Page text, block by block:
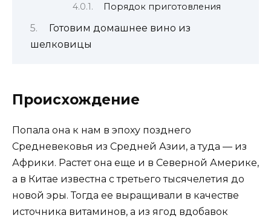
Порядок приготовления
Готовим домашнее вино из
шелковицы
Происхождение
Попала она к нам в эпоху позднего
Средневековья из Средней Азии, а туда — из
Африки. Растет она еще и в Северной Америке,
а в Китае известна с третьего тысячелетия до
новой эры. Тогда ее выращивали в качестве
источника витаминов, а из ягод вдобавок